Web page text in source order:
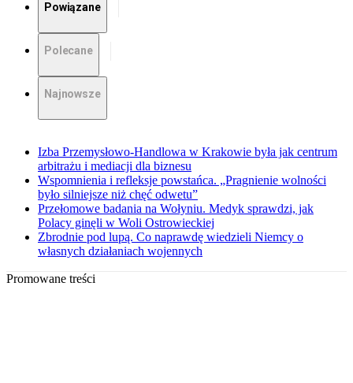
Powiązane
Polecane
Najnowsze
Izba Przemysłowo-Handlowa w Krakowie była jak centrum
arbitrażu i mediacji dla biznesu
Wspomnienia i refleksje powstańca. „Pragnienie wolności
było silniejsze niż chęć odwetu”
Przełomowe badania na Wołyniu. Medyk sprawdzi, jak
Polacy ginęli w Woli Ostrowieckiej
Zbrodnie pod lupą. Co naprawdę wiedzieli Niemcy o
własnych działaniach wojennych
Promowane treści